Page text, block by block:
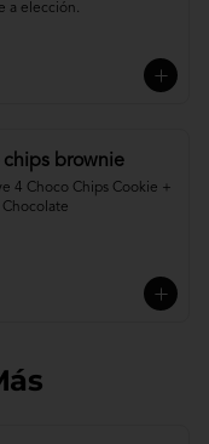
a elección.
chips brownie
4 Choco Chips Cookie +